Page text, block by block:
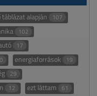
alapján 107
102
17
energiaforrások 19
29
12 ezt láttam 61